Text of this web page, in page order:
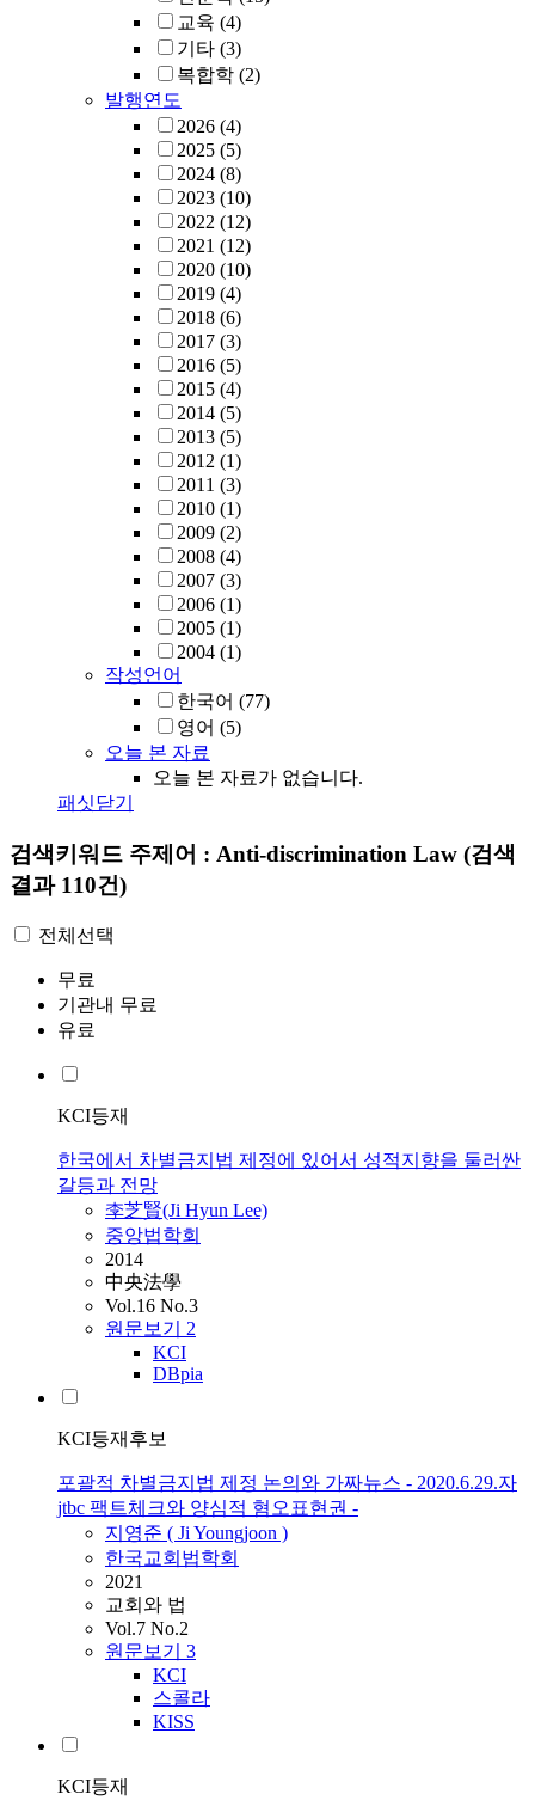
교육 (4)
기타 (3)
복합학 (2)
발행연도
2026 (4)
2025 (5)
2024 (8)
2023 (10)
2022 (12)
2021 (12)
2020 (10)
2019 (4)
2018 (6)
2017 (3)
2016 (5)
2015 (4)
2014 (5)
2013 (5)
2012 (1)
2011 (3)
2010 (1)
2009 (2)
2008 (4)
2007 (3)
2006 (1)
2005 (1)
2004 (1)
작성언어
한국어 (77)
영어 (5)
오늘 본 자료
오늘 본 자료가 없습니다.
패싯닫기
검색키워드 주제어 : Anti-discrimination Law (검색
결과 110건)
전체선택
무료
기관내 무료
유료
KCI등재
한국에서 차별금지법 제정에 있어서 성적지향을 둘러싼
갈등과 전망
李芝賢(Ji Hyun Lee)
중앙법학회
2014
中央法學
Vol.16 No.3
원문보기 2
KCI
DBpia
KCI등재후보
포괄적 차별금지법 제정 논의와 가짜뉴스 - 2020.6.29.자
jtbc 팩트체크와 양심적 혐오표현권 -
지영준 ( Ji Youngjoon )
한국교회법학회
2021
교회와 법
Vol.7 No.2
원문보기 3
KCI
스콜라
KISS
KCI등재